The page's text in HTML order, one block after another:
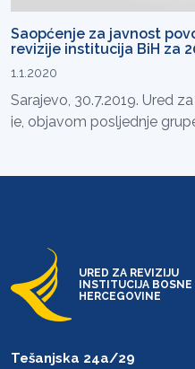
Saopćenje za javnost
revizije institucija BiH za
1.1.2020
Sarajevo, 30.7.2019. Ured
je, objavom posljednje
URED ZA REVIZIJU
INSTITUCIJA BOSNE
HERCEGOVINE
Tešanjska 24a/29